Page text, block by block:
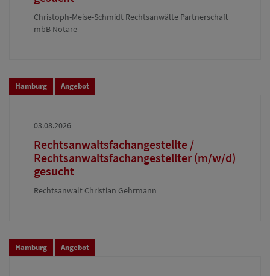
Christoph-Meise-Schmidt Rechtsanwälte Partnerschaft
mbB Notare
Hamburg Angebot
03.08.2026
Rechtsanwaltsfachangestellte /
Rechtsanwaltsfachangestellter (m/w/d)
gesucht
Rechtsanwalt Christian Gehrmann
Hamburg Angebot